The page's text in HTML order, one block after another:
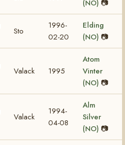
(NO) 📷
Sto
1996-
02-20
Elding
(NO) 📷
Valack 1995
Atom
Vinter
(NO) 📷
Valack
1994-
04-08
Alm
Silver
(NO) 📷